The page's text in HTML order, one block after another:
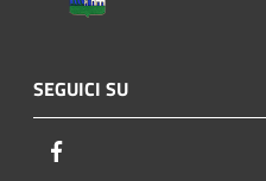
SEGUICI SU